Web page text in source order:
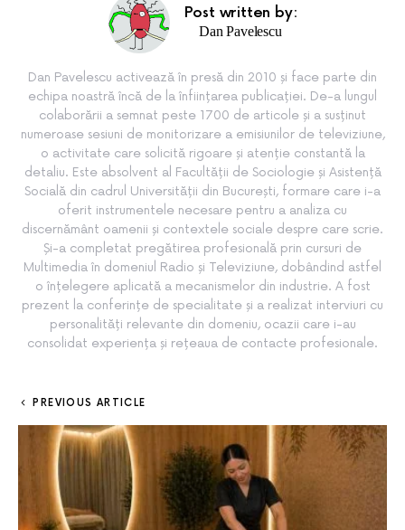
Post written by:
Dan Pavelescu
Dan Pavelescu activează în presă din 2010 și face parte din
echipa noastră încă de la înființarea publicației. De-a lungul
colaborării a semnat peste 1700 de articole și a susținut
numeroase sesiuni de monitorizare a emisiunilor de televiziune,
o activitate care solicită rigoare și atenție constantă la
detaliu. Este absolvent al Facultății de Sociologie și Asistență
Socială din cadrul Universității din București, formare care i-a
oferit instrumentele necesare pentru a analiza cu
discernământ oamenii și contextele sociale despre care scrie.
Și-a completat pregătirea profesională prin cursuri de
Multimedia în domeniul Radio și Televiziune, dobândind astfel
o înțelegere aplicată a mecanismelor din industrie. A fost
prezent la conferințe de specialitate și a realizat interviuri cu
personalități relevante din domeniu, ocazii care i-au
consolidat experiența și rețeaua de contacte profesionale.
PREVIOUS ARTICLE